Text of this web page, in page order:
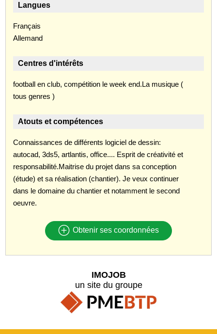
Langues
Français
Allemand
Centres d'intérêts
football en club, compétition le week end.La musique (
tous genres )
Atouts et compétences
Connaissances de différents logiciel de dessin:
autocad, 3ds5, artlantis, office.... Esprit de créativité et
responsabilité.Maitrise du projet dans sa conception
(étude) et sa réalisation (chantier). Je veux continuer
dans le domaine du chantier et notamment le second
oeuvre.
Obtenir ses coordonnées
IMOJOB
un site du groupe